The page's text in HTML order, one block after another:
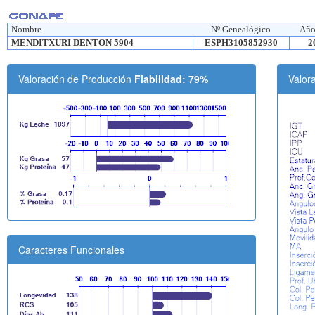
Nombre Nº Genealógico
MENDITXURI DENTON 5904
ESPH3105852930
Valoración de Producción Fiabilidad: 79%
Caracteres Funcionales